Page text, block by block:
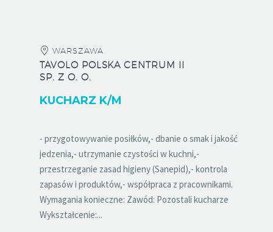
WARSZAWA
TAVOLO POLSKA CENTRUM II
SP. Z O. O.
KUCHARZ K/M
- przygotowywanie posiłków,- dbanie o smak i jakość
jedzenia,- utrzymanie czystości w kuchni,-
przestrzeganie zasad higieny (Sanepid),- kontrola
zapasów i produktów,- współpraca z pracownikami.
Wymagania konieczne: Zawód: Pozostali kucharze
Wykształcenie:...